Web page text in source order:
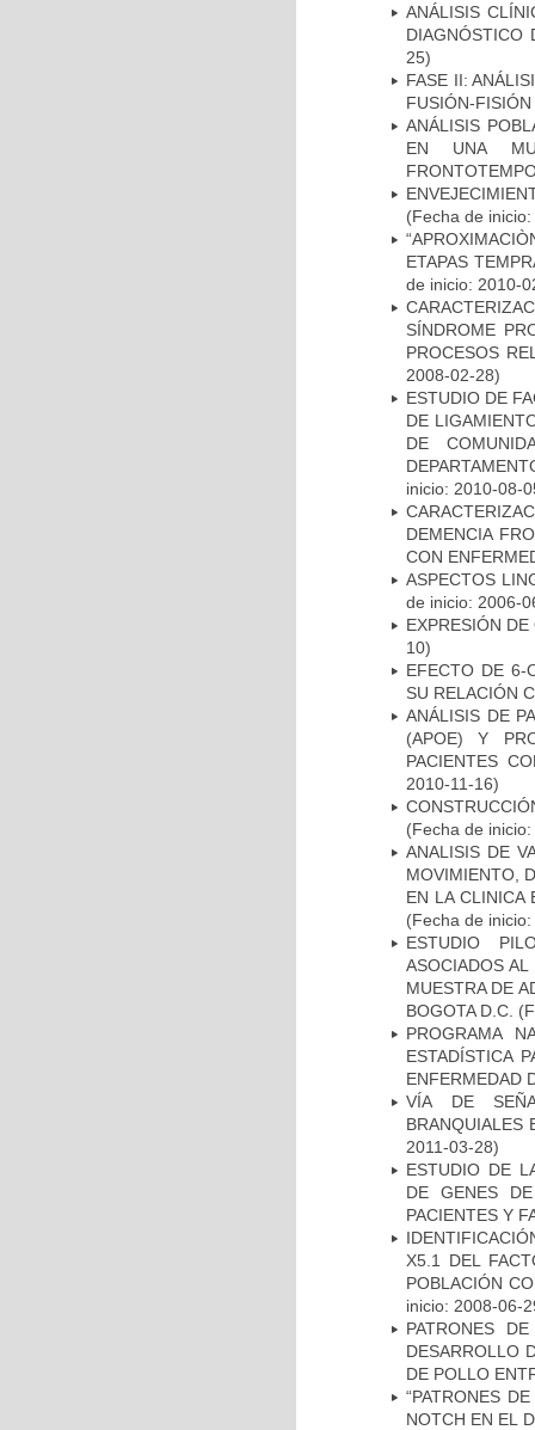
ANÁLISIS
DIAGNÓSTICO
25)
FASE II:
FUSIÓN-
ANÁLISIS
EN UNA
(Fecha de
ETAPAS
de inicio: 2010-
SÍNDROME
PROCESOS
2008-02-28)
ESTUDIO DE
DE
DE
inicio: 2010-08-
DEMENCIA
CON
ASPECTOS
de inicio: 2006-
EXPRESIÓN
10)
EFECTO DE 6-
SU RELACIÓN
ANÁLISIS DE
(APOE) Y
PACIENTES
2010-11-16)
(Fecha de
ANALISIS DE
MOVIMIENTO,
EN LA CLINICA
(Fecha de
ESTUDIO
ASOCIADOS
MUESTRA DE
BOGOTA D.C.
PROGRAMA
ESTADÍSTICA
ENFERMEDAD
VÍA DE
BRANQUIALES
2011-03-28)
ESTUDIO DE
DE GENES
PACIENTES Y
X5.1 DEL
POBLACIÓN
inicio: 2008-06-
PATRONES
DESARROLLO
DE POLLO
“PATRONES
NOTCH EN EL